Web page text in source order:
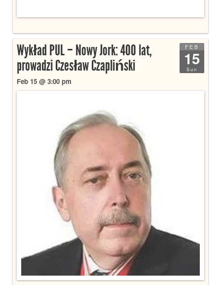
FEB
15
Sun
Wykład PUL – Nowy Jork: 400 lat,
prowadzi Czesław Czapliński
Feb 15 @ 3:00 pm